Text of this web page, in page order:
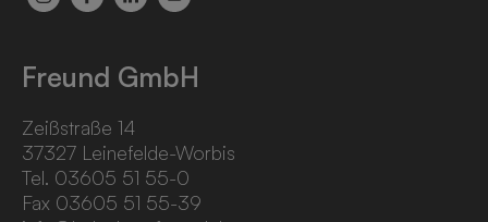
Freund GmbH
Zeißstraße 14
37327 Leinefelde-Worbis
Tel. 03605 51 55-0
Fax 03605 51 55-39